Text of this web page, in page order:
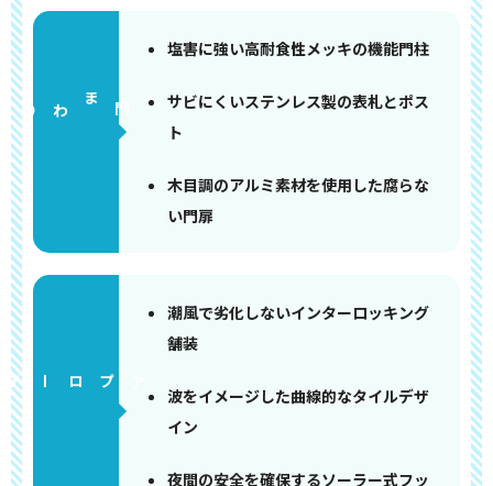
門まわり
塩害に強い高耐食性メッキの機能門柱
サビにくいステンレス製の表札とポス
ト
木目調のアルミ素材を使用した腐らな
い門扉
アプローチ
潮風で劣化しないインターロッキング
舗装
波をイメージした曲線的なタイルデザ
イン
夜間の安全を確保するソーラー式フッ